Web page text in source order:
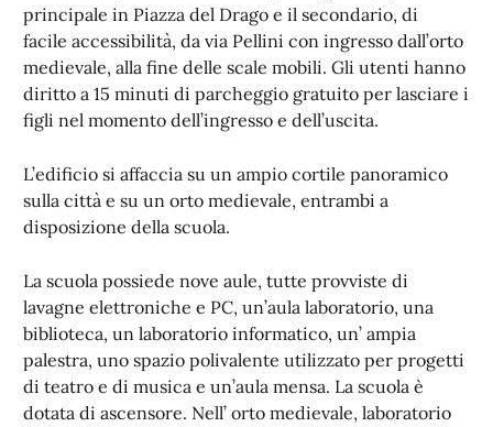
principale in Piazza del Drago e il secondario, di
facile accessibilità, da via Pellini con ingresso dall’orto
medievale, alla fine delle scale mobili. Gli utenti hanno
diritto a 15 minuti di parcheggio gratuito per lasciare i
figli nel momento dell’ingresso e dell’uscita.
L’edificio si affaccia su un ampio cortile panoramico
sulla città e su un orto medievale, entrambi a
disposizione della scuola.
La scuola possiede nove aule, tutte provviste di
lavagne elettroniche e PC, un’aula laboratorio, una
biblioteca, un laboratorio informatico, un’ ampia
palestra, uno spazio polivalente utilizzato per progetti
di teatro e di musica e un’aula mensa. La scuola è
dotata di ascensore. Nell’ orto medievale, laboratorio